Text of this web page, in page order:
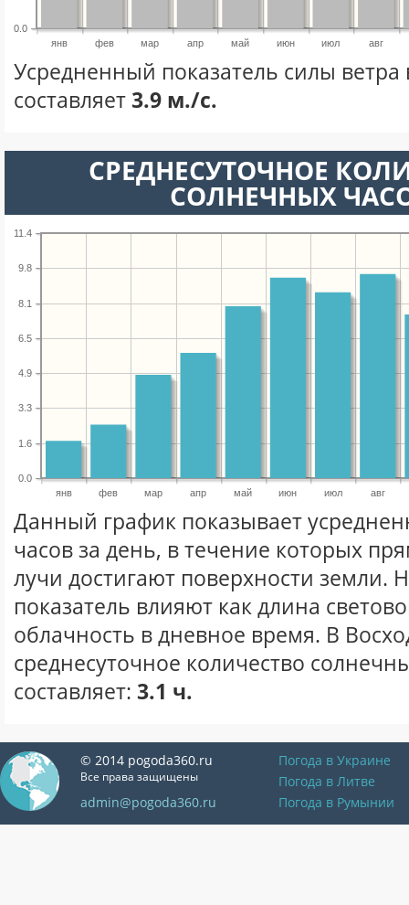
янв фев мар апр май июн июл авг
0.0
Усредненный показатель силы ветра
составляет3.9 м./с.
СРЕДНЕСУТОЧНОЕ
СОЛНЕЧНЫХ
янв фев мар апр май июн июл авг
0.0
1.6
3.3
4.9
6.5
8.1
9.8
11.4
Данный график показывает
часов за день, в течение которых
лучи достигают поверхности земли.
показатель влияют как длина
облачность в дневное время. В
среднесуточное количество
составляет: 3.1 ч.
© 2014 pogoda360.ru
Все права защищены
admin@pogoda360.ru
Погода в Украине
Погода в Литве
Погода в Румынии